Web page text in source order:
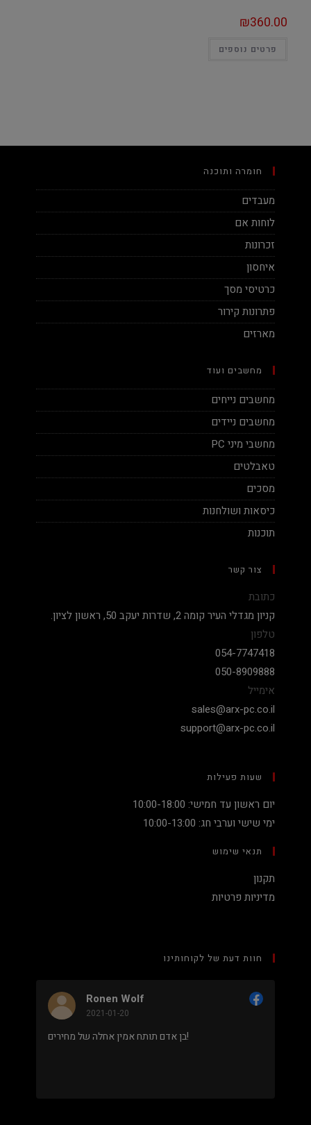
₪360.00
פרטים נוספים
חומרה ותוכנה
מעבדים
לוחות אם
זכרונות
איחסון
כרטיסי מסך
פתרונות קירור
מארזים
מחשבים ועוד
מחשבים נייחים
מחשבים ניידים
מחשבי מיני PC
טאבלטים
מסכים
כיסאות ושולחנות
תוכנות
צור קשר
כתובת
קניון מגדלי העיר קומה 2, שדרות יעקב 50, ראשון לציון.
טלפון
054-7747418
050-8909888
אימייל
sales@arx-pc.co.il
support@arx-pc.co.il
שעות פעילות
יום ראשון עד חמישי: 10:00-18:00
ימי שישי וערבי חג: 10:00-13:00
תנאי שימוש
תקנון
מדיניות פרטיות
חוות דעת של לקוחותינו
Wolf
בן אדם תותח אמין אחלה של מחירים!
Nadav Peket